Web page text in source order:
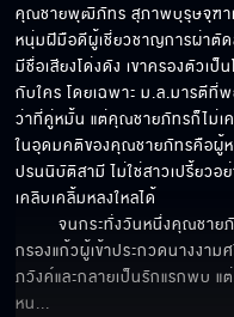
คุณชายพุฒิภัทร สุภาพบุรุษจุฑ
หนุ่มฝีมือดีผู้เชี่ยวชาญการผ่าตั
มีชื่อเสียงโด่งดัง เขาครองตัวเ
กับใคร โดยเฉพาะ ม.ล.มารตีที่
ว่าที่คู่หมั้น แต่คุณชายภัทรก็ไม่เ
ในอุดมคติของคุณชายภัทรคือผู้
ปรนนิบัติสามี ไม่ใช่สาวเปรี้ยวอย่
เคลิบเคลิ้มหลงใหลได้
         จนกระทั่งวันหนึ่งคุณชายภัทรก็ต้องเปลี่ยนความคิด เมื่อได้เจอกับ
กรองแก้วผู้เข้าประกวดนางงา
ภวังค์และกลายเป็นรักแรกพบ แ
หน...